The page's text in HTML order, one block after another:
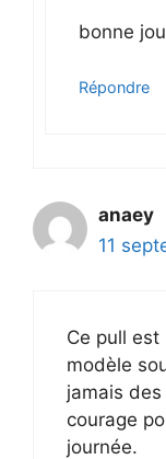
bonne
Répondre
anaey
11
Ce pull
modèle
jamais des
courage
journée.